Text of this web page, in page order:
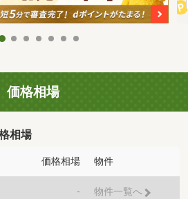
価格相場
相場
価格相場 物件
- 物件一覧へ